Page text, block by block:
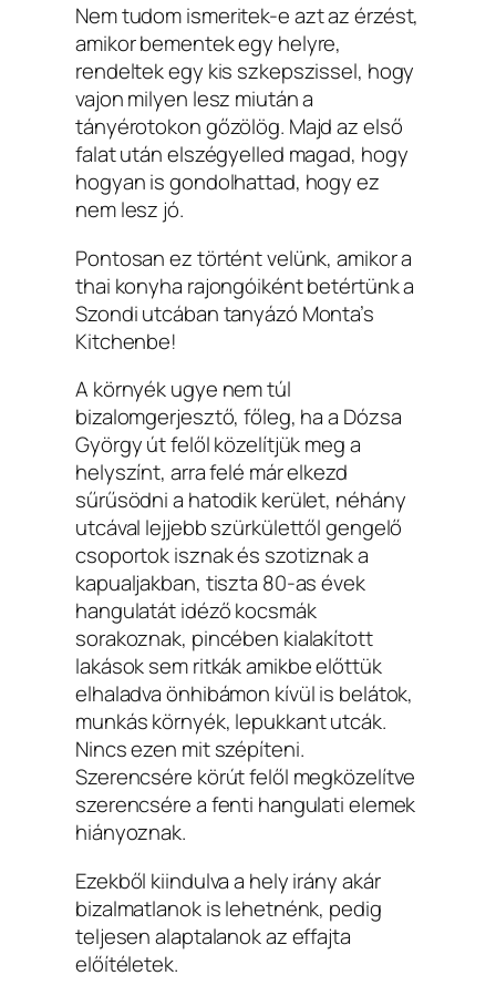
Nem tudom ismeritek-e azt az érzést,
amikor bementek egy helyre,
rendeltek egy kis szkepszissel, hogy
vajon milyen lesz miután a
tányérotokon gőzölög. Majd az első
falat után elszégyelled magad, hogy
hogyan is gondolhattad, hogy ez
nem lesz jó.
Pontosan ez történt velünk, amikor a
thai konyha rajongóiként betértünk a
Szondi utcában tanyázó Monta’s
Kitchenbe!
A környék ugye nem túl
bizalomgerjesztő, főleg, ha a Dózsa
György út felől közelítjük meg a
helyszínt, arra felé már elkezd
sűrűsödni a hatodik kerület, néhány
utcával lejjebb szürkülettől gengelő
csoportok isznak és szotiznak a
kapualjakban, tiszta 80-as évek
hangulatát idéző kocsmák
sorakoznak, pincében kialakított
lakások sem ritkák amikbe előttük
elhaladva önhibámon kívül is belátok,
munkás környék, lepukkant utcák.
Nincs ezen mit szépíteni.
Szerencsére körút felől megközelítve
szerencsére a fenti hangulati elemek
hiányoznak.
Ezekből kiindulva a hely irány akár
bizalmatlanok is lehetnénk, pedig
teljesen alaptalanok az effajta
előítéletek.